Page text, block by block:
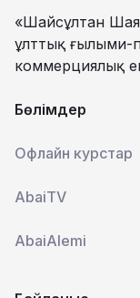
«Шайсұлтан
ұлттық ғылыми-
коммерциялық
Бөлімдер
Офлайн курстар
AbaiTV
AbaiAlemi